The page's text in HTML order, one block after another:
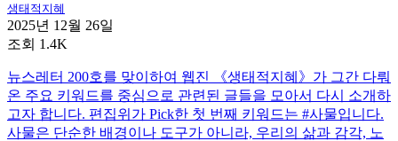
생태적지혜
2025년 12월 26일
조회 1.4K
뉴스레터 200호를 맞이하여 웹진 《생태적지혜》가 그간 다뤄
온 주요 키워드를 중심으로 관련된 글들을 모아서 다시 소개하
고자 합니다. 편집위가 Pick한 첫 번째 키워드는 #사물입니다.
사물은 단순한 배경이나 도구가 아니라, 우리의 삶과 감각, 노